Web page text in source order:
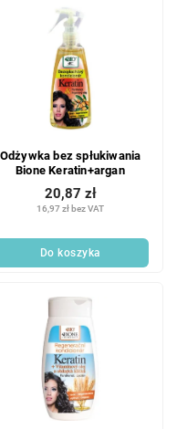
Odżywka bez spłukiwania
Bione Keratin+argan
16,97 zł bez VAT
20,87 zł
Do koszyka